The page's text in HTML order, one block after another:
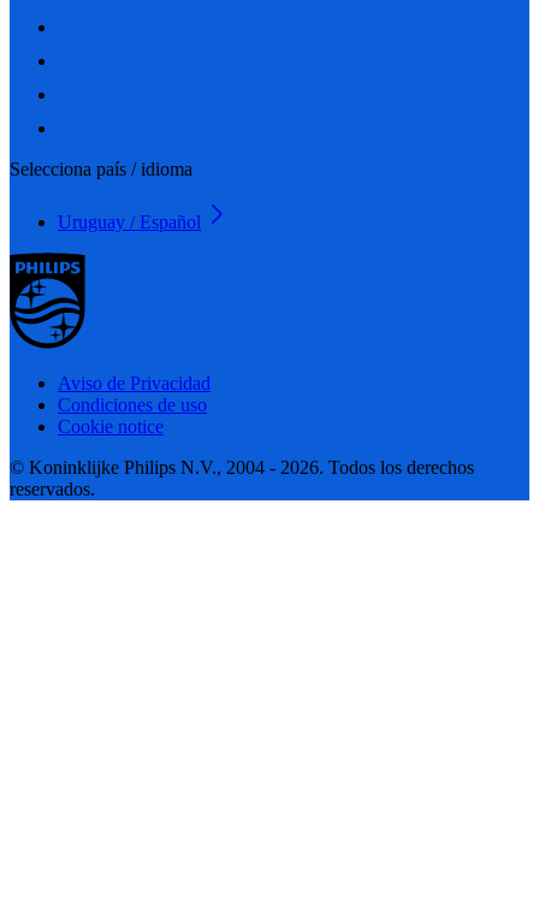
Selecciona país / idioma
Uruguay / Español
Aviso de Privacidad
Condiciones de uso
Cookie notice
© Koninklijke Philips N.V., 2004 - 2026. Todos los derechos
reservados.